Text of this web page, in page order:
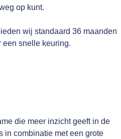
op kunt.
wij standaard 36 maanden
een snelle keuring.
die meer inzicht geeft in de
in combinatie met een grote